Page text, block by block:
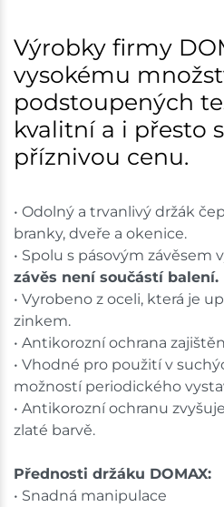
Skladové množství na
Ceny na prodejnách se
shopu.
Výrobky firmy
vysokému
podstoupených
kvalitní a i přesto
příznivou cenu.
• Odolný a trvanlivý držák
branky, dveře a okenice.
• Spolu s pásovým závěsem
závěs není součástí balení.
• Vyrobeno z oceli, která je
zinkem.
• Antikorozní ochrana
• Vhodné pro použití v
možností periodického
• Antikorozní ochranu
zlaté barvě.
Přednosti držáku DOMAX:
• Snadná manipulace